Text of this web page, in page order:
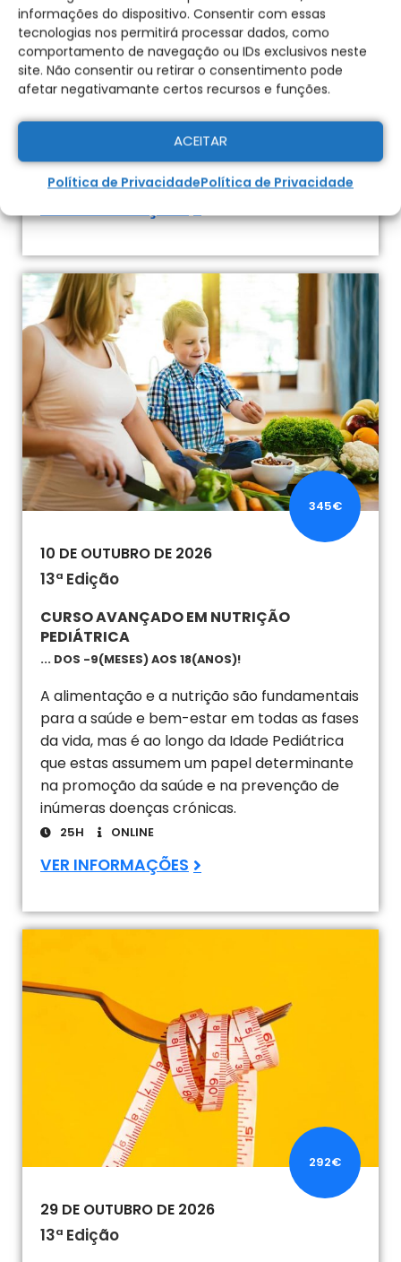
informações do dispositivo. Consentir com essas
tecnologias nos permitirá processar dados, como
comportamento de navegação ou IDs exclusivos neste
site. Não consentir ou retirar o consentimento pode
afetar negativamante certos recursos e funções.
ACEITAR
Política de PrivacidadePolítica de Privacidade
LIPEDEMA: QUATRO OLHARES, UM SÓ
CUIDADO
Formação multiprofissional sobre lipedema,
prática integrada e baseada na evidência.
11H ONLINE
345€
10 DE OUTUBRO DE 2026
13ª Edição
CURSO AVANÇADO EM NUTRIÇÃO
PEDIÁTRICA
... DOS -9(MESES) AOS 18(ANOS)!
A alimentação e a nutrição são fundamentais
para a saúde e bem-estar em todas as fases
da vida, mas é ao longo da Idade Pediátrica
que estas assumem um papel determinante
na promoção da saúde e na prevenção de
inúmeras doenças crónicas.
25H ONLINE
VER INFORMAÇÕES
292€
29 DE OUTUBRO DE 2026
13ª Edição